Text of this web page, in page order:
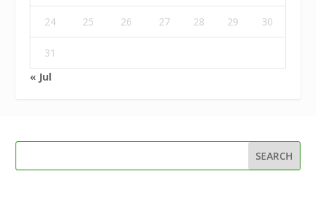
24 25 26 27 28 29 30
31
« Jul